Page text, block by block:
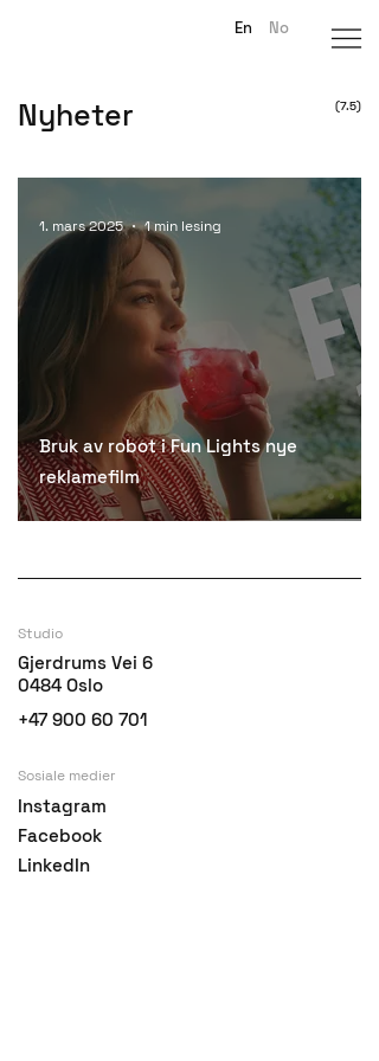
En No
Nyheter (7.5)
Bruk av robot i Fun Lights nye
reklamefilm
1. mars 2025 1 min lesing
Studio
Gjerdrums Vei 6
0484 Oslo
+47 900 60 701
Sosiale medier
Instagram
Facebook
LinkedIn